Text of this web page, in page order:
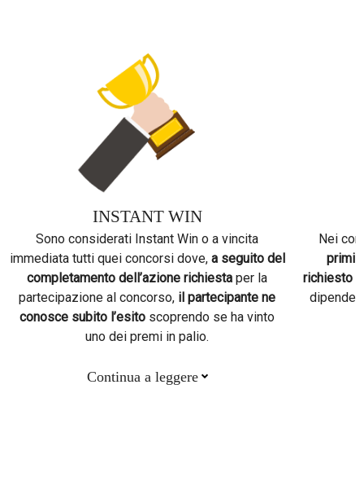
INSTANT WIN
Sono considerati Instant Win o a vincita
immediata tutti quei concorsi dove, a seguito del
completamento dell’azione richiesta per la
partecipazione al concorso, il partecipante ne
conosce subito l’esito scoprendo se ha vinto
uno dei premi in palio.
Continua a leggere
Nei
primi
richiesto
dipende